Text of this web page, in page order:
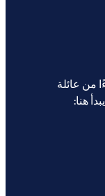
من عائلة
يبدأ هنا: